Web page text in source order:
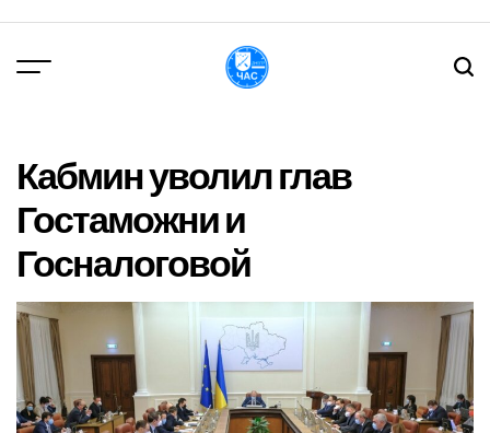
вмісту
Кабмин уволил глав
Гостаможни и
Госналоговой